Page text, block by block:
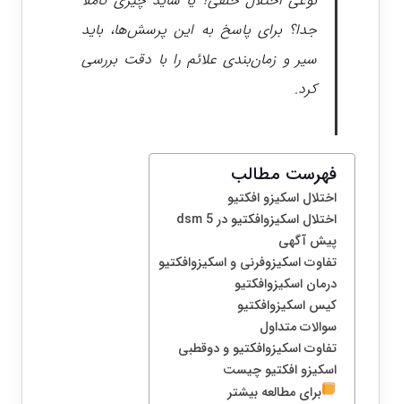
جدا؟ برای پاسخ به این پرسش‌ها، باید
سیر و زمان‌بندی علائم را با دقت بررسی
کرد.
فهرست مطالب
اختلال اسکیزو افکتیو
اختلال اسکیزوافکتیو در dsm 5
پیش آگهی
تفاوت اسکیزوفرنی و اسکیزوافکتیو
درمان اسکیزوافکتیو
کیس اسکیزوافکتیو
سوالات متداول
تفاوت اسکیزوافکتیو و دوقطبی
اسکیزو افکتیو چیست
برای مطالعه بیشتر